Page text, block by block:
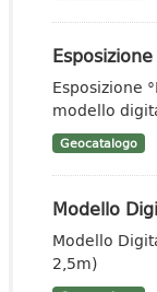
Esposizione
modello
Geocatalogo
Modello
Modello
2,5m)